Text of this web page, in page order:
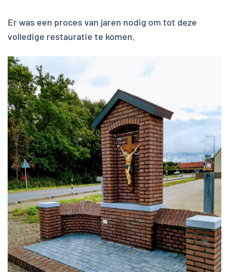
Er was een proces van jaren nodig om tot deze
volledige restauratie te komen.